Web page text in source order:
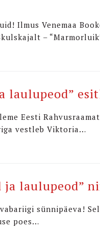
Ilmus Venemaa
–
laulupeod”
Eesti
vestleb Viktoria…
ja laulupeod”
sünnipäeva!
poes…